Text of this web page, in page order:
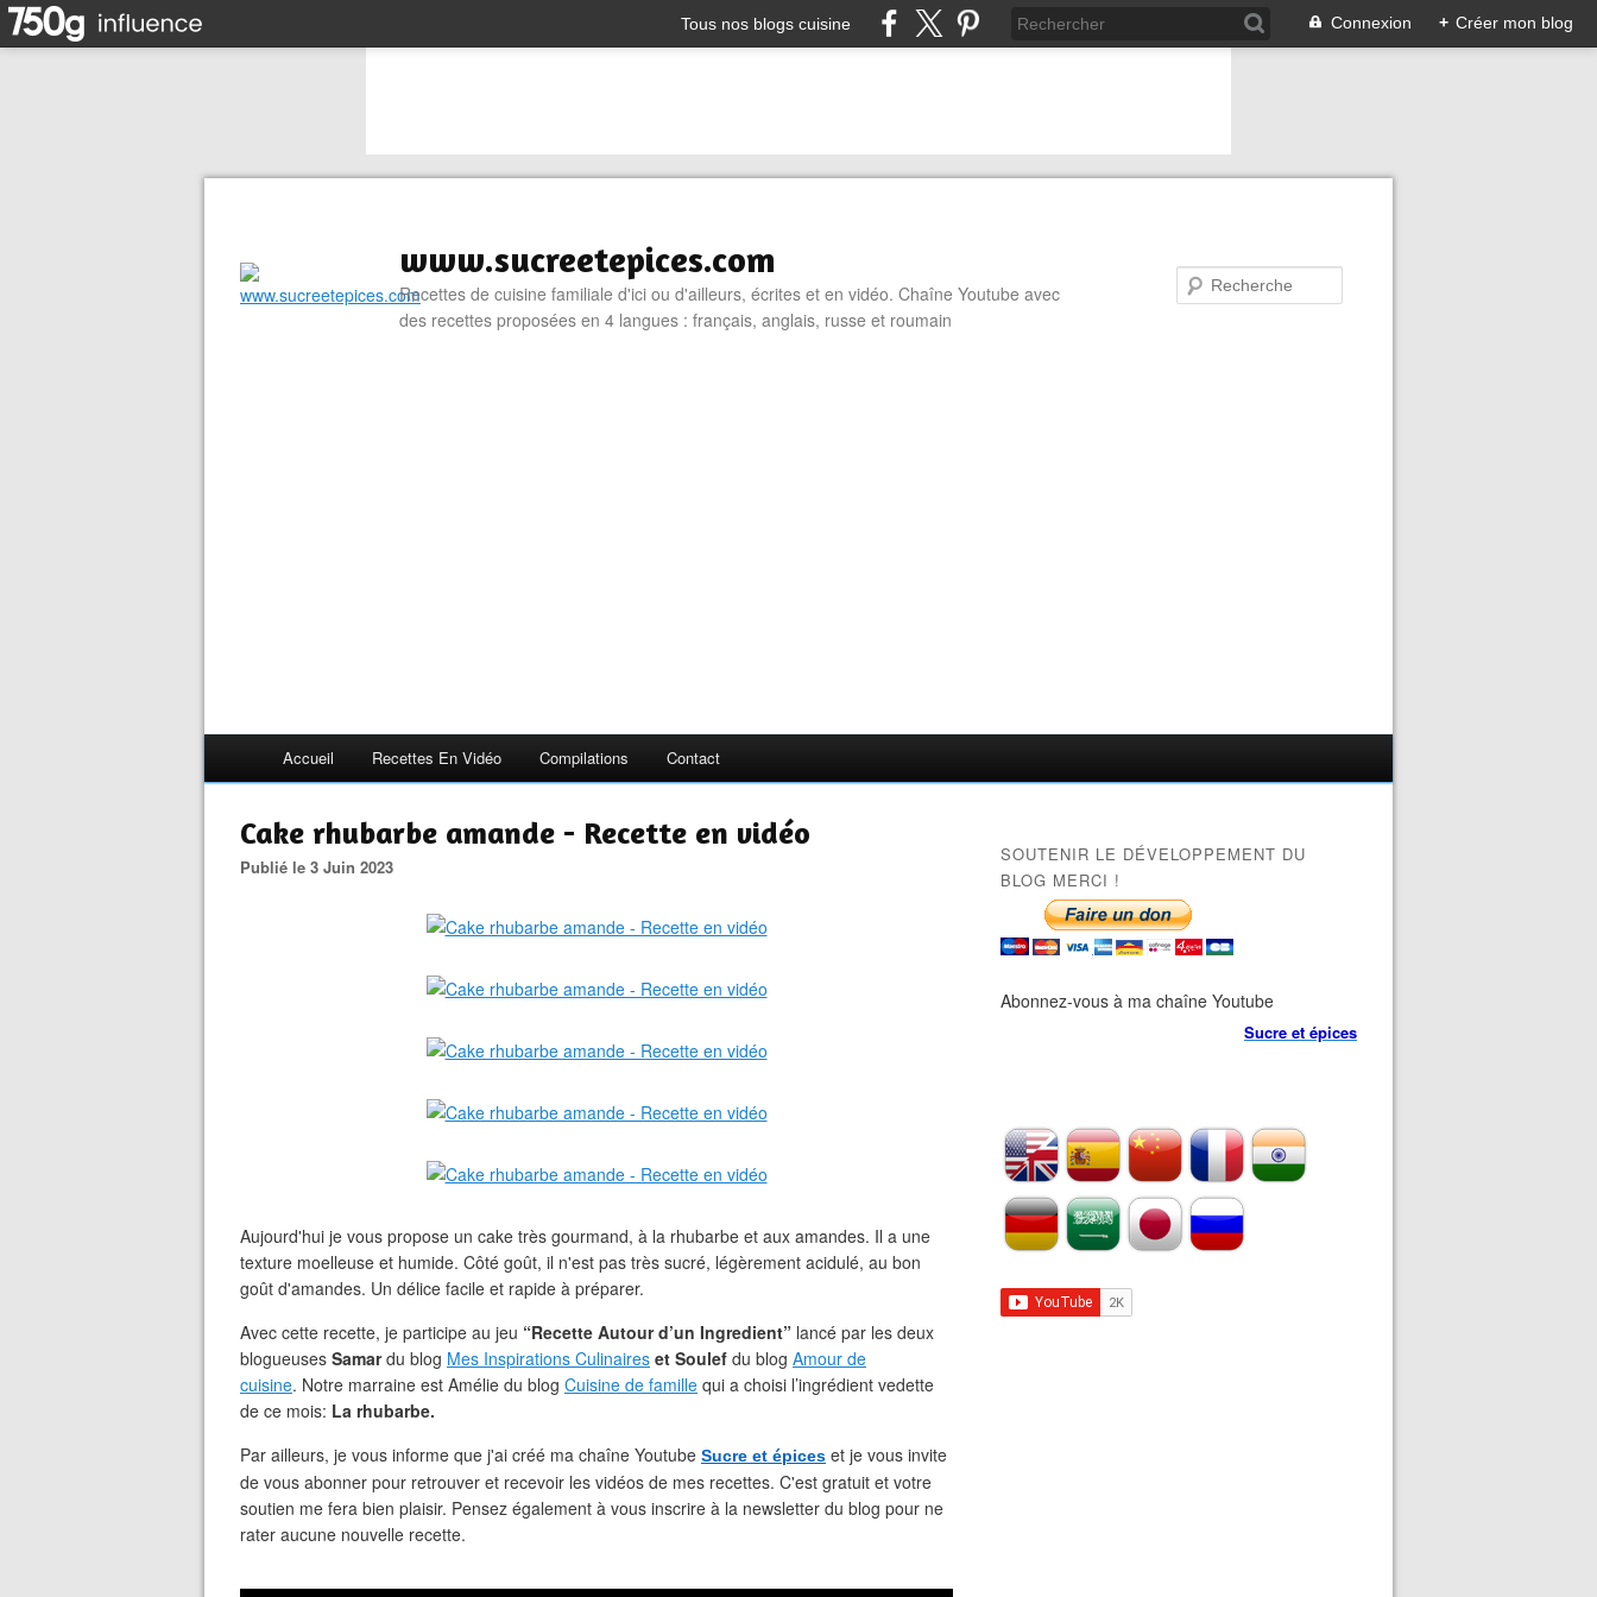
Tous nos blogs cuisine Connexion + Créer mon blog
www.sucreetepices.com
Recettes de cuisine familiale d'ici ou d'ailleurs, écrites et en vidéo. Chaîne Youtube avec
des recettes proposées en 4 langues : français, anglais, russe et roumain
Accueil Recettes En Vidéo Compilations Contact
Cake rhubarbe amande - Recette en vidéo
Publié le 3 Juin 2023
Aujourd'hui je vous propose un cake très gourmand, à la rhubarbe et aux amandes. Il a une
texture moelleuse et humide. Côté goût, il n'est pas très sucré, légèrement acidulé, au bon
goût d'amandes. Un délice facile et rapide à préparer.
Avec cette recette, je participe au jeu “Recette Autour d’un Ingredient” lancé par les deux
blogueuses Samardu blog Mes Inspirations Culinaires et Soulef du blog Amour de
cuisine. Notre marraine est Amélie du blog Cuisine de famille qui a choisi l’ingrédient vedette
de ce mois: La rhubarbe.
Par ailleurs, je vous informe que j'ai créé ma chaîne Youtube Sucre et épices et je vous invite
de vous abonner pour retrouver et recevoir les vidéos de mes recettes. C'est gratuit et votre
soutien me fera bien plaisir. Pensez également à vous inscrire à la newsletter du blog pour ne
rater aucune nouvelle recette.
SOUTENIR LE DÉVELOPPEMENT DU
BLOG MERCI !
Abonnez-vous à ma chaîne Youtube
Sucre et épices